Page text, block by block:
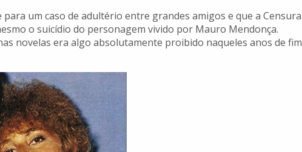
um caso de adultério entre grandes amigos e que a Censura
o suicídio do personagem vivido por Mauro Mendonça.
novelas era algo absolutamente proibido naqueles anos de fim